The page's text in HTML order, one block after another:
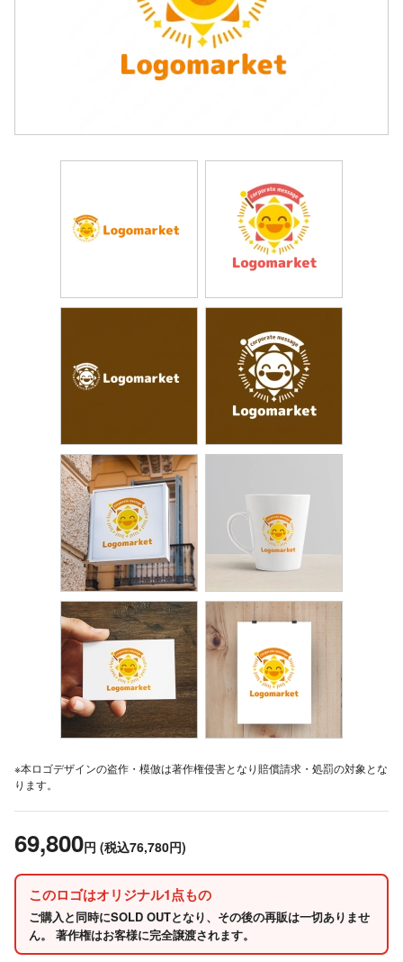
※本ロゴデザインの盗作・模倣は著作権侵害となり賠償請求・処罰の対象とな
ります。
69,800円 (税込76,780円)
このロゴはオリジナル1点もの
ご購入と同時にSOLD OUTとなり、その後の再販は一切ありませ
ん。 著作権はお客様に完全譲渡されます。